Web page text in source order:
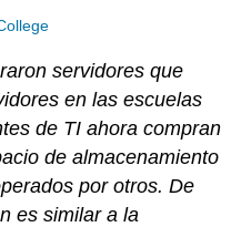
servidores que
en las escuelas
de TI ahora compran
de almacenamiento
por otros. De
es similar a la